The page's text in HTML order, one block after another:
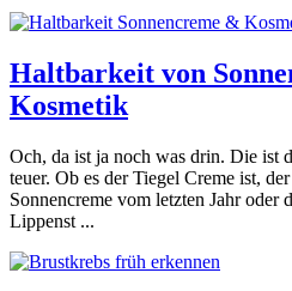
Haltbarkeit von
Kosmetik
Och, da ist ja noch was drin. Die ist
teuer. Ob es der Tiegel Creme ist,
Sonnencreme vom letzten Jahr
Lippenst ...